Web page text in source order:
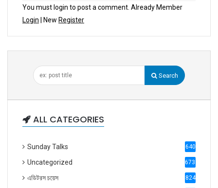
You must login to post a comment. Already Member
Login | New Register
Search
ALL CATEGORIES
Sunday Talks 640
Uncategorized 6738
এডিটরস চয়েস 824